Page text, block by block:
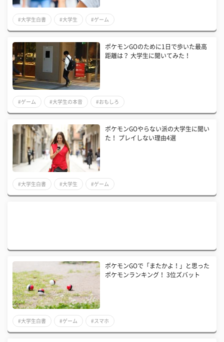
#大学生白書 #大学生 #ゲーム
ポケモンGOのために1日で歩いた最高
距離は？ 大学生に聞いてみた！
#ゲーム #大学生の本音 #おもしろ
ポケモンGOやらない派の大学生に聞い
た！ プレイしない理由4選
#大学生白書 #大学生 #ゲーム
ポケモンGOで「またかよ！」と思った
ポケモンランキング！ 3位ズバット
#大学生白書 #ゲーム #スマホ